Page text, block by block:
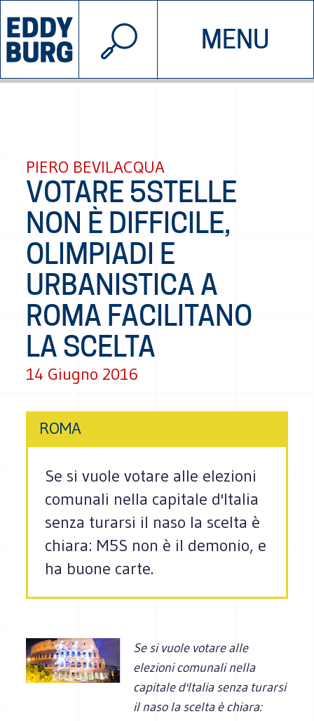
MENU
INIZIATIVE CHI SIAMO
© 2026 EDDYBURG
PIERO BEVILACQUA
VOTARE 5STELLE
NON È DIFFICILE,
OLIMPIADI E
URBANISTICA A
ROMA FACILITANO
LA SCELTA
14 Giugno 2016
ROMA
Se si vuole votare alle elezioni
comunali nella capitale d'Italia
senza turarsi il naso la scelta è
chiara: M5S non è il demonio, e
ha buone carte.
Se si vuole votare alle
elezioni comunali nella
capitale d'Italia senza turarsi
il naso la scelta è chiara: